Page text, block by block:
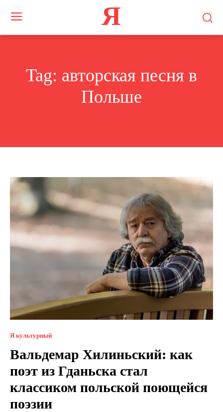
Я
Tag: авторская песня в
Польше
Я культурный
Вальдемар Хилиньский: как
поэт из Гданьска стал
классиком польской поющейся
поэзии